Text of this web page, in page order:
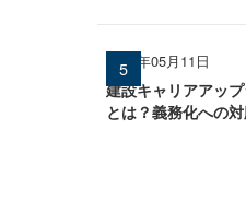
2026年05月11日
建設キャリアアッ
とは？義務化への